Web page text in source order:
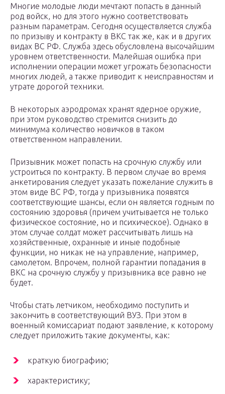
Многие молодые люди мечтают попасть в данный
род войск, но для этого нужно соответствовать
разным параметрам. Сегодня осуществляется служба
по призыву и контракту в ВКС так же, как и в других
видах ВС РФ. Служба здесь обусловлена высочайшим
уровнем ответственности. Малейшая ошибка при
исполнении операции может угрожать безопасности
многих людей, а также приводит к неисправностям и
утрате дорогой техники.
В некоторых аэродромах хранят ядерное оружие,
при этом руководство стремится снизить до
минимума количество новичков в таком
ответственном направлении.
Призывник может попасть на срочную службу или
устроиться по контракту. В первом случае во время
анкетирования следует указать пожелание служить в
этом виде ВС РФ, тогда у призывника появятся
соответствующие шансы, если он является годным по
состоянию здоровья (причем учитывается не только
физическое состояние, но и психическое). Однако в
этом случае солдат может рассчитывать лишь на
хозяйственные, охранные и иные подобные
функции, но никак не на управление, например,
самолетом. Впрочем, полной гарантии попадания в
ВКС на срочную службу у призывника все равно не
будет.
Чтобы стать летчиком, необходимо поступить и
закончить в соответствующий ВУЗ. При этом в
военный комиссариат подают заявление, к которому
следует приложить такие документы, как:
краткую биографию;
характеристику;